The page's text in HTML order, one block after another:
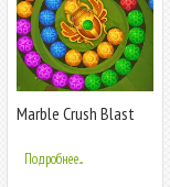
Marble Crush Blast
Подробнее...